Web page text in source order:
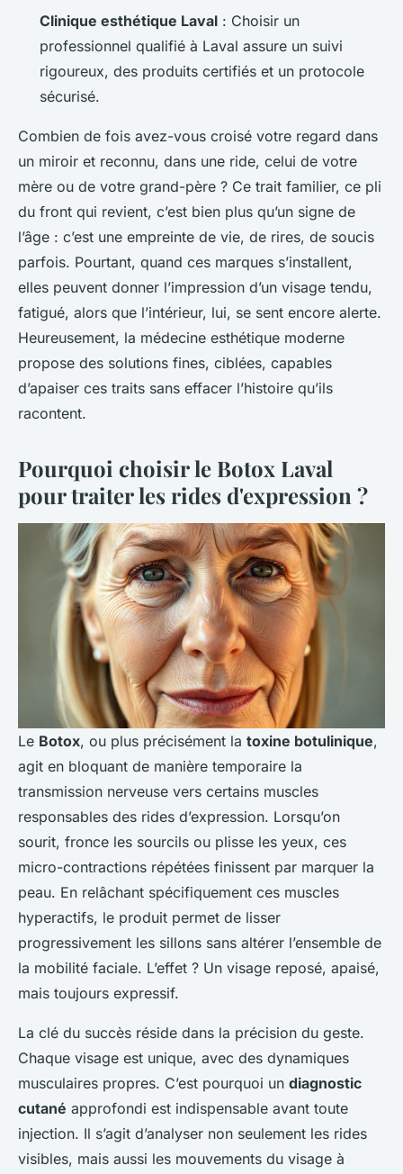
Clinique esthétique Laval : Choisir un
professionnel qualifié à Laval assure un suivi
rigoureux, des produits certifiés et un protocole
sécurisé.
Combien de fois avez-vous croisé votre regard dans
un miroir et reconnu, dans une ride, celui de votre
mère ou de votre grand-père ? Ce trait familier, ce pli
du front qui revient, c’est bien plus qu’un signe de
l’âge : c’est une empreinte de vie, de rires, de soucis
parfois. Pourtant, quand ces marques s’installent,
elles peuvent donner l’impression d’un visage tendu,
fatigué, alors que l’intérieur, lui, se sent encore alerte.
Heureusement, la médecine esthétique moderne
propose des solutions fines, ciblées, capables
d’apaiser ces traits sans effacer l’histoire qu’ils
racontent.
Pourquoi choisir le Botox Laval
pour traiter les rides d'expression ?
Le Botox, ou plus précisément la toxine botulinique,
agit en bloquant de manière temporaire la
transmission nerveuse vers certains muscles
responsables des rides d’expression. Lorsqu’on
sourit, fronce les sourcils ou plisse les yeux, ces
micro-contractions répétées finissent par marquer la
peau. En relâchant spécifiquement ces muscles
hyperactifs, le produit permet de lisser
progressivement les sillons sans altérer l’ensemble de
la mobilité faciale. L’effet ? Un visage reposé, apaisé,
mais toujours expressif.
La clé du succès réside dans la précision du geste.
Chaque visage est unique, avec des dynamiques
musculaires propres. C’est pourquoi un diagnostic
cutané approfondi est indispensable avant toute
injection. Il s’agit d’analyser non seulement les rides
visibles, mais aussi les mouvements du visage à